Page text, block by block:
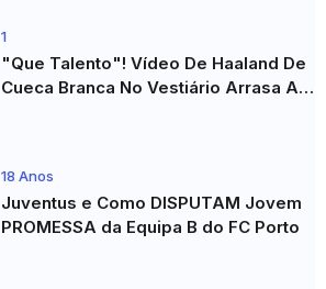
1
"Que Talento"! Vídeo De Haaland De
Cueca Branca No Vestiário Arrasa A
18 Anos
Juventus e Como DISPUTAM Jovem
PROMESSA da Equipa B do FC Porto